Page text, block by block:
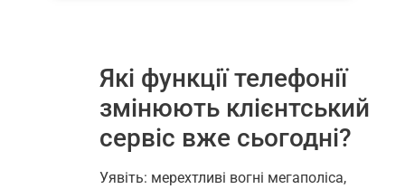
Які функції телефонії
змінюють клієнтський
сервіс вже сьогодні?
Уявіть: мерехтливі вогні мегаполіса,